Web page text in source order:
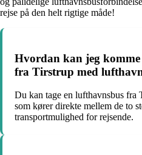
rejse på den helt rigtige måde!
Hvordan kan jeg
fra Tirstrup med
Du kan tage en lufthavnsbus
som kører direkte mellem de to
transportmulighed for rejsende.